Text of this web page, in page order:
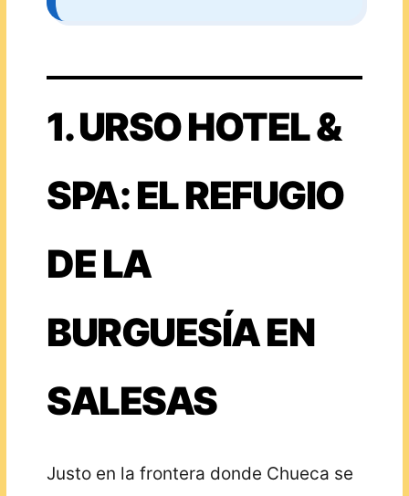
1. URSO HOTEL &
SPA: EL REFUGIO
DE LA
BURGUESÍA EN
SALESAS
Justo en la frontera donde Chueca se